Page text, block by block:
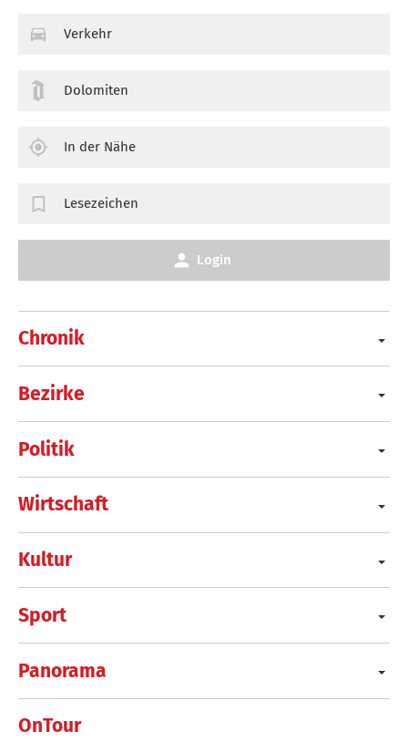
Chronik
Bezirke
Politik
Wirtschaft
Kultur
Sport
Panorama
OnTour
Verkehr
Dolomiten
In der Nähe
Lesezeichen
Login